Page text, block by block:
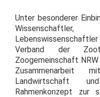
Unter besonderer
Wissenschaftler,
Verband der
Zoogemeinschaft
Zusammenarbeit
Landwirtschaft
Rahmenkonzept zur